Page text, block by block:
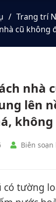
Trang trí
cũ không
nhà
lên
không
Biên
có tường